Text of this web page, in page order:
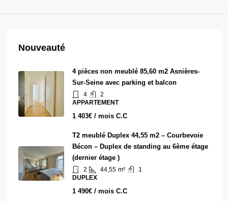
Nouveauté
4 pièces non meublé 85,60 m2 Asnières-
Sur-Seine avec parking et balcon
4
2
APPARTEMENT
1 403€ / mois C.C
T2 meublé Duplex 44,55 m2 – Courbevoie
Bécon – Duplex de standing au 6ème étage
(dernier étage )
2 44,55 m²
1
DUPLEX
1 490€ / mois C.C